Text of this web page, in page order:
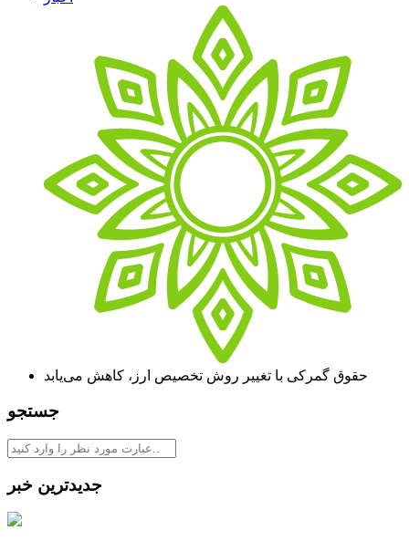
حقوق گمرکی با تغییر روش تخصیص ارز، کاهش می‌یابد
جستجو
جدیدترین خبر